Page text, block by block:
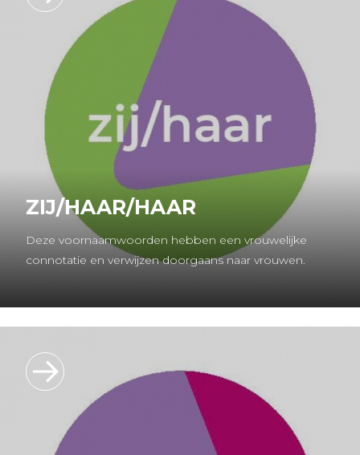
ZIJ/HAAR/HAAR
Deze voornaamwoorden hebben een vrouwelijke
connotatie en verwijzen doorgaans naar vrouwen.